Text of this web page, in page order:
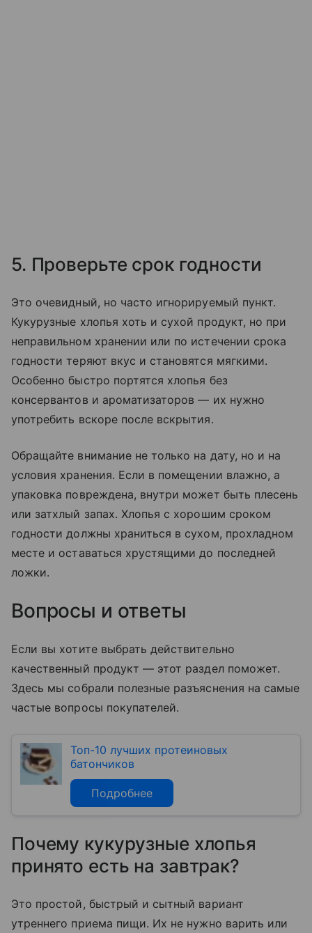
5. Проверьте срок годности
Это очевидный, но часто игнорируемый пункт.
Кукурузные хлопья хоть и сухой продукт, но при
неправильном хранении или по истечении срока
годности теряют вкус и становятся мягкими.
Особенно быстро портятся хлопья без
консервантов и ароматизаторов — их нужно
употребить вскоре после вскрытия.
Обращайте внимание не только на дату, но и на
условия хранения. Если в помещении влажно, а
упаковка повреждена, внутри может быть плесень
или затхлый запах. Хлопья с хорошим сроком
годности должны храниться в сухом, прохладном
месте и оставаться хрустящими до последней
ложки.
Вопросы и ответы
Если вы хотите выбрать действительно
качественный продукт — этот раздел поможет.
Здесь мы собрали полезные разъяснения на самые
частые вопросы покупателей.
Топ-10 лучших протеиновых
батончиков
Подробнее
Почему кукурузные хлопья
принято есть на завтрак?
Это простой, быстрый и сытный вариант
утреннего приема пищи. Их не нужно варить или